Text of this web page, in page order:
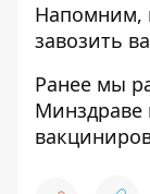
Напомним,
завозить
Ранее мы
Минздраве